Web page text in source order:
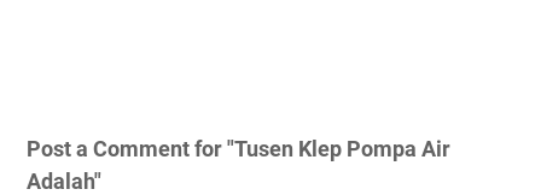
Post a Comment for "Tusen Klep Pompa Air
Adalah"